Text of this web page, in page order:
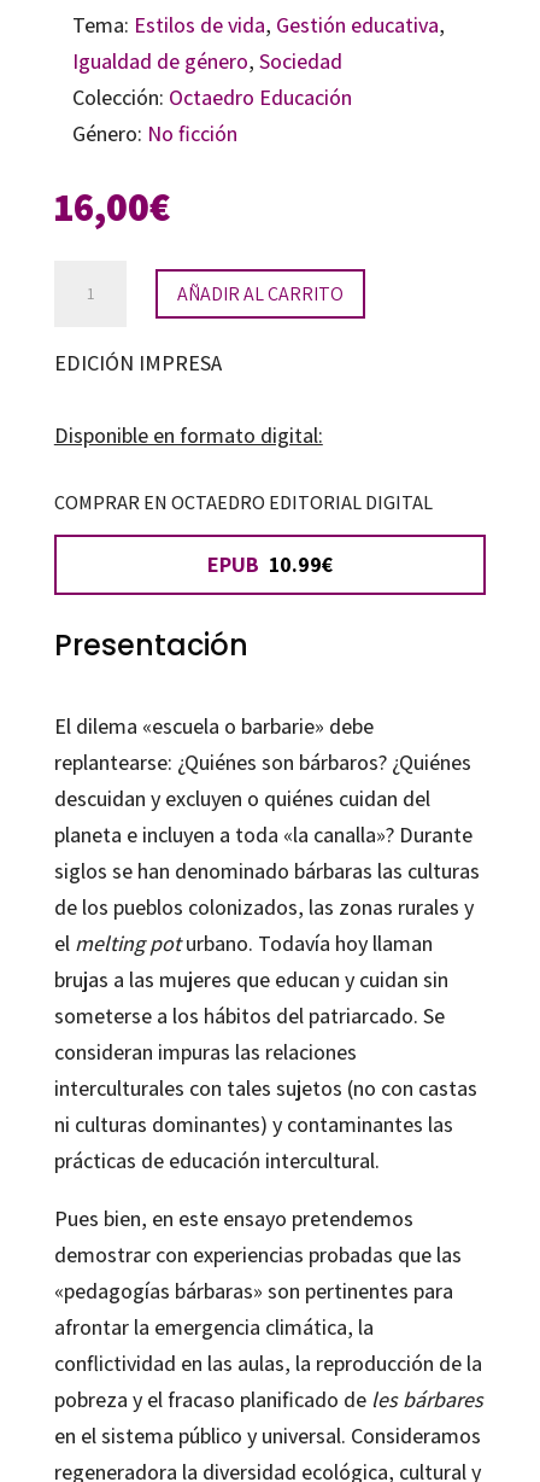
Tema: Estilos de vida, Gestión educativa,
Igualdad de género, Sociedad
Colección: Octaedro Educación
Género: No ficción
16,00€
Pedagogías
cantidad
AÑADIR AL CARRITO
EDICIÓN IMPRESA
Disponible en formato digital:
COMPRAR EN OCTAEDRO EDITORIAL DIGITAL
EPUB 10.99€
Presentación
El dilema «escuela o barbarie» debe
replantearse: ¿Quiénes son bárbaros? ¿Quiénes
descuidan y excluyen o quiénes cuidan del
planeta e incluyen a toda «la canalla»? Durante
siglos se han denominado bárbaras las culturas
de los pueblos colonizados, las zonas rurales y
el melting poturbano. Todavía hoy llaman
brujas a las mujeres que educan y cuidan sin
someterse a los hábitos del patriarcado. Se
consideran impuras las relaciones
interculturales con tales sujetos (no con castas
ni culturas dominantes) y contaminantes las
prácticas de educación intercultural.
Pues bien, en este ensayo pretendemos
demostrar con experiencias probadas que las
«pedagogías bárbaras» son pertinentes para
afrontar la emergencia climática, la
conflictividad en las aulas, la reproducción de la
pobreza y el fracaso planificado de les bárbares
en el sistema público y universal. Consideramos
regeneradora la diversidad ecológica, cultural y